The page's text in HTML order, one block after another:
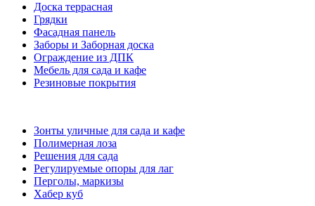
Доска террасная
Грядки
Фасадная панель
Заборы и Заборная доска
Ограждение из ДПК
Мебель для сада и кафе
Резиновые покрытия
Зонты уличные для сада и кафе
Полимерная лоза
Решения для сада
Регулируемые опоры для лаг
Перголы, маркизы
Хабер куб